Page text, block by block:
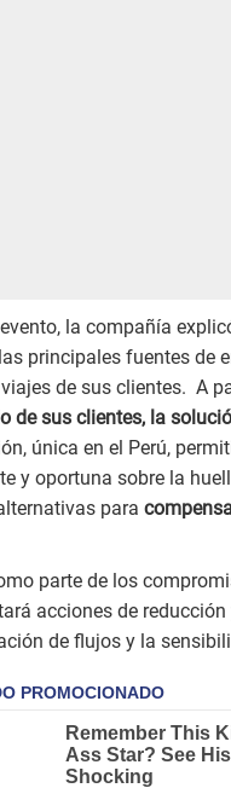
la compañía
principales fuentes de
de sus clientes. A
de sus clientes, la
única en el Perú,
y oportuna sobre la
para
parte de los
acciones de
de flujos y la